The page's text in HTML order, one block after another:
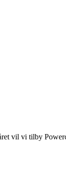
vil vi tilby